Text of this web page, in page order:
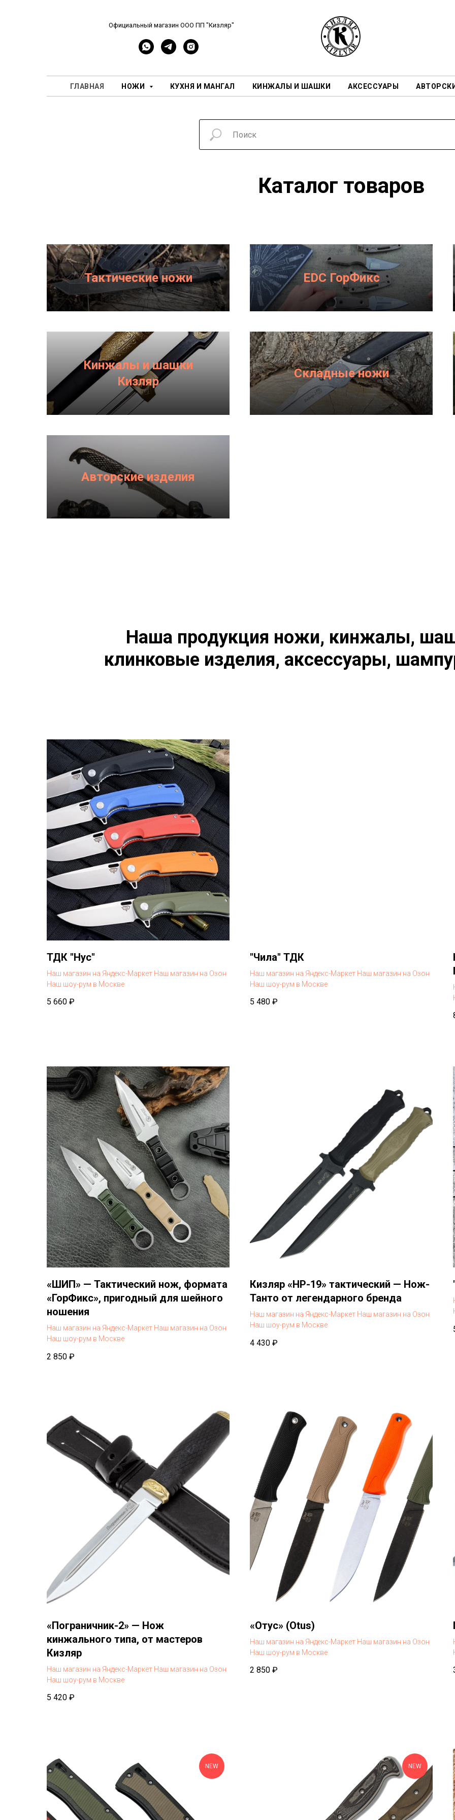
Официальный магазин ООО ПП "Кизляр"
ГЛАВНАЯ НОЖИ КУХНЯ И МАНГАЛ КИНЖАЛЫ И ШАШКИ АКСЕССУАРЫ
Каталог товаров
Тактические ножи EDC ГорФикс
Кинжалы и шашки
Кизляр
Складные ножи
Авторские изделия
Наша продукция ножи, кинжалы,
клинковые изделия, аксессуары,
ТДК "Нус"
Наш магазин на Яндекс-Маркет Наш магазин на Озон
Наш шоу-рум в Москве
5 660 ₽
"Чила" ТДК
Наш магазин на Яндекс-Маркет Наш магазин на Озон
Наш шоу-рум в Москве
5 480 ₽
«ШИП» — Тактический нож, формата
«ГорФикс», пригодный для шейного
ношения
Наш магазин на Яндекс-Маркет Наш магазин на Озон
Наш шоу-рум в Москве
2 850 ₽
Кизляр «НР-19» тактический — Нож-
Танто от легендарного бренда
Наш магазин на Яндекс-Маркет Наш магазин на Озон
Наш шоу-рум в Москве
4 430 ₽
«Пограничник-2» — Нож
кинжального типа, от мастеров
Кизляр
Наш магазин на Яндекс-Маркет Наш магазин на Озон
Наш шоу-рум в Москве
5 420 ₽
«Отус» (Otus)
Наш магазин на Яндекс-Маркет Наш магазин на Озон
Наш шоу-рум в Москве
2 850 ₽
NEW NEW